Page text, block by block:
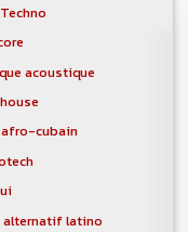
acoustique
cubain
alternatif latino